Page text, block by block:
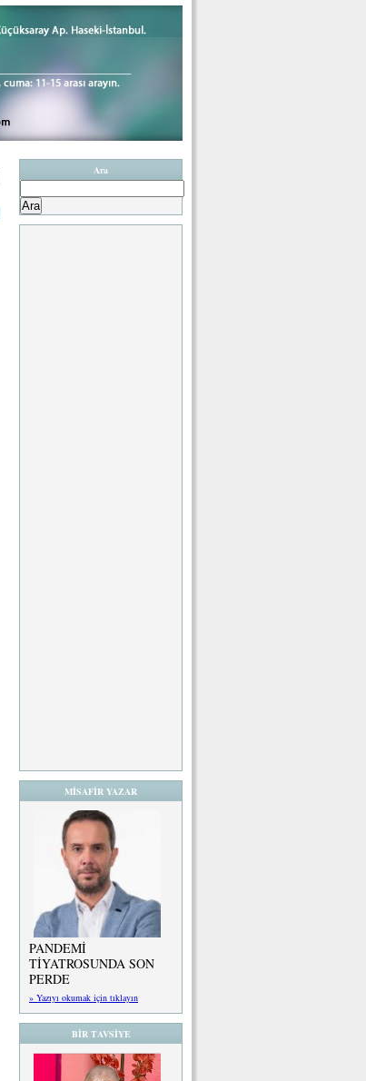
Ara
MİSAFİR YAZAR
PANDEMİ
TİYATROSUNDA SON
PERDE
» Yazıyı okumak için tıklayın
BİR TAVSİYE